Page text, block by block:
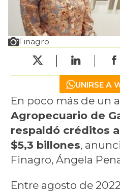
Finagro
UNIRSE A
En poco más de un
Agropecuario de
respaldó créditos
$5,3 billones,
Finagro, Ángela
Entre agosto de